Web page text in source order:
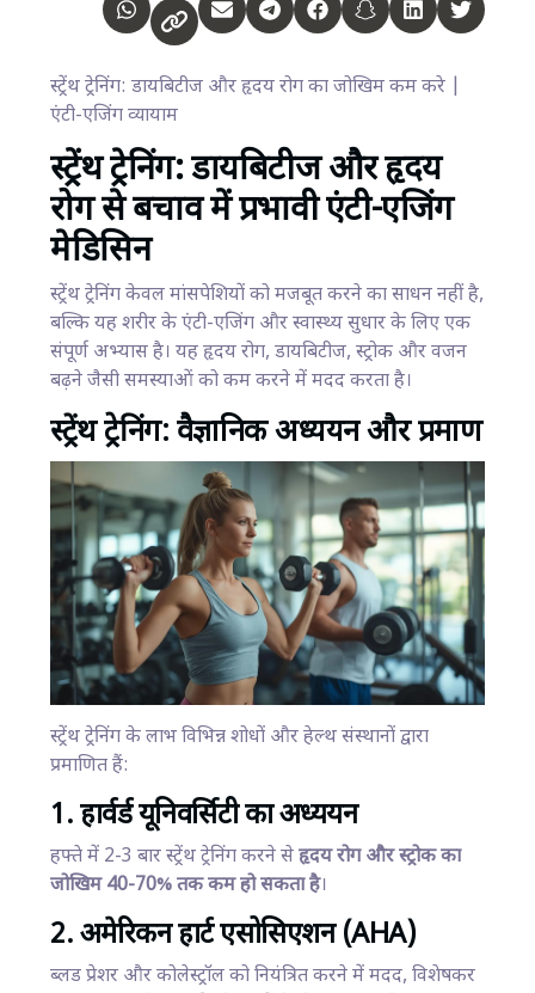
स्ट्रेंथ ट्रेनिंग: डायबिटीज और हृदय रोग का जोखिम कम करे |
एंटी-एजिंग व्यायाम
स्ट्रेंथ ट्रेनिंग: डायबिटीज और हृदय
रोग से बचाव में प्रभावी एंटी-एजिंग
मेडिसिन
स्ट्रेंथ ट्रेनिंग केवल मांसपेशियों को मजबूत करने का साधन नहीं है,
बल्कि यह शरीर के एंटी-एजिंग और स्वास्थ्य सुधार के लिए एक
संपूर्ण अभ्यास है। यह हृदय रोग, डायबिटीज, स्ट्रोक और वजन
बढ़ने जैसी समस्याओं को कम करने में मदद करता है।
स्ट्रेंथ ट्रेनिंग: वैज्ञानिक अध्ययन और प्रमाण
स्ट्रेंथ ट्रेनिंग के लाभ विभिन्न शोधों और हेल्थ संस्थानों द्वारा
प्रमाणित हैं:
1. हार्वर्ड यूनिवर्सिटी का अध्ययन
हफ्ते में 2-3 बार स्ट्रेंथ ट्रेनिंग करने सेहृदय रोग और स्ट्रोक का
जोखिम 40-70% तक कम हो सकता है।
2. अमेरिकन हार्ट एसोसिएशन (AHA)
ब्लड प्रेशर और कोलेस्ट्रॉल को नियंत्रित करने में मदद, विशेषकर